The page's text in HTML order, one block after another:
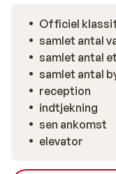
Officiel
samlet antal
samlet antal
samlet antal
reception
indtjekning
sen ankomst
elevator